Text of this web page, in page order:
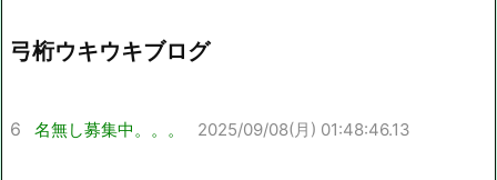
弓桁ウキウキブログ
6 名無し募集中。。。 2025/09/08(月) 01:48:46.13